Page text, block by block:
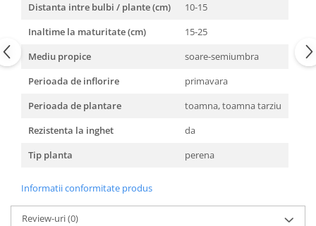
Distanta intre bulbi / plante (cm)
10-15
Inaltime la maturitate (cm)
15-25
Mediu propice
soare-semiumbra
Perioada de inflorire
primavara
Perioada de plantare
toamna, toamna tarziu
Rezistenta la inghet
da
Tip planta
perena
Informatii conformitate produs
Review-uri(0)